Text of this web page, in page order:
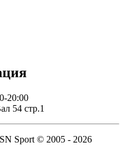
20:00
54 стр.1
Sport © 2005 - 2026